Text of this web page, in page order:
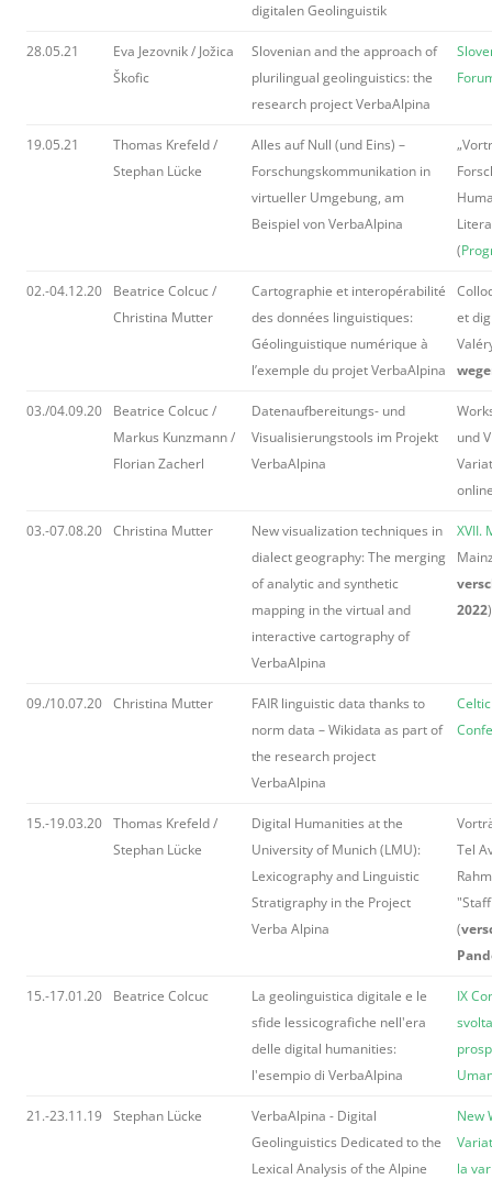
digitalen Geolinguistik
28.05.21
Eva Jezovnik / Jožica
Škofic
Slovenian and the approach of
plurilingual geolinguistics: the
research project VerbaAlpina
19.05.21
Thomas Krefeld /
Stephan Lücke
Alles auf Null (und Eins) –
Forschungskommunikation in
virtueller Umgebung, am
Beispiel von VerbaAlpina
(
02.-04.12.20
Beatrice Colcuc /
Christina Mutter
Cartographie et interopérabilité
des données linguistiques:
Géolinguistique numérique à
l’exemple du projet VerbaAlpina
et
03./04.09.20
Beatrice Colcuc /
Markus Kunzmann /
Florian Zacherl
Datenaufbereitungs- und
Visualisierungstools im Projekt
VerbaAlpina
und
03.-07.08.20 Christina Mutter
New visualization techniques in
dialect geography: The merging
of analytic and synthetic
mapping in the virtual and
interactive cartography of
VerbaAlpina
XVII.
2022)
09./10.07.20 Christina Mutter
FAIR linguistic data thanks to
norm data – Wikidata as part of
the research project
VerbaAlpina
15.-19.03.20 Thomas Krefeld /
Stephan Lücke
Digital Humanities at the
University of Munich (LMU):
Lexicography and Linguistic
Stratigraphy in the Project
Verba Alpina
Tel
(
15.-17.01.20 Beatrice Colcuc
La geolinguistica digitale e le
sfide lessicografiche nell'era
delle digital humanities:
l'esempio di VerbaAlpina
IX
21.-23.11.19 Stephan Lücke
VerbaAlpina - Digital
Geolinguistics Dedicated to the
Lexical Analysis of the Alpine
New
la